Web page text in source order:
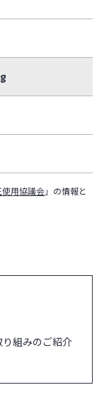
使用協議会」の情報と
組みのご紹介